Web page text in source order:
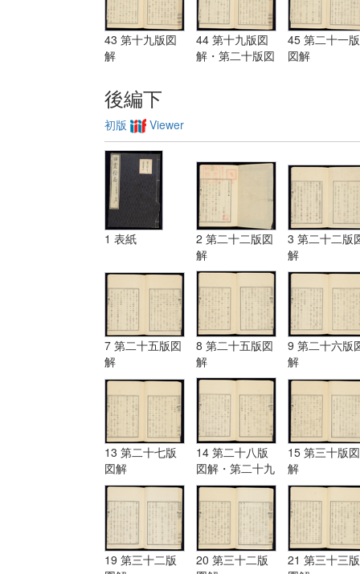
43 第十九版図
解
44 第十九版図
解・第二十版図
45 第二十一版
図解
後編下
初版 Viewer
1 表紙
2 第二十二版図
解
3 第二十二版
解
7 第二十五版図
解
8 第二十五版図
解
9 第二十六版
解
13 第二十七版
図解
14 第二十八版
図解・第二十九
版図解
15 第三十版図
解
19 第三十二版
20 第三十二版
21 第三十三版